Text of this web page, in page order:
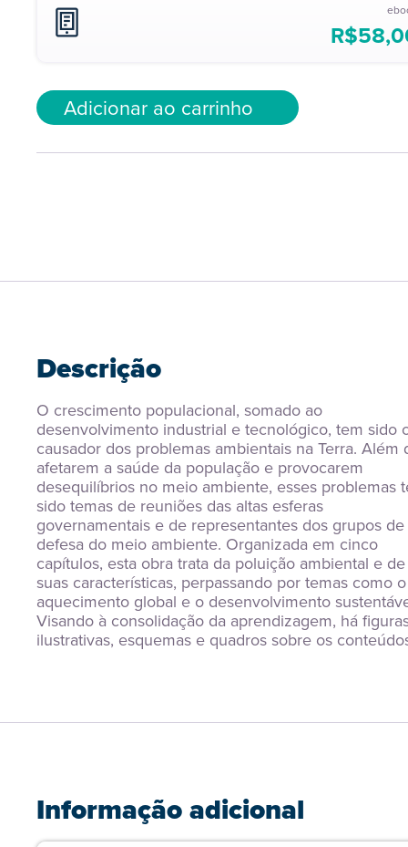
R$
Adicionar ao carrinho
Descrição
O crescimento populacional, somado ao
desenvolvimento industrial e tecnológico, tem sido
causador dos problemas ambientais na Terra. Além
afetarem a saúde da população e provocarem
desequilíbrios no meio ambiente, esses problemas
sido temas de reuniões das altas esferas
governamentais e de representantes dos grupos de
defesa do meio ambiente. Organizada em cinco
capítulos, esta obra trata da poluição ambiental e de
suas características, perpassando por temas como o
aquecimento global e o desenvolvimento
Visando à consolidação da aprendizagem, há
ilustrativas, esquemas e quadros sobre os
Informação adicional